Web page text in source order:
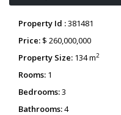
Property Id :381481
Price: $ 260,000,000
Property Size: 134 m2
Rooms: 1
Bedrooms:3
Bathrooms:4